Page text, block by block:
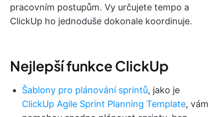
pracovním postupům. Vy určujete tempo a
ClickUp ho jednoduše dokonale koordinuje.
Nejlepší funkce ClickUp
Šablony pro plánování sprintů, jako je
ClickUp Agile Sprint Planning Template, vám